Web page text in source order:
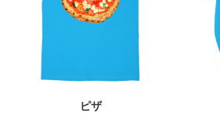
ピザ